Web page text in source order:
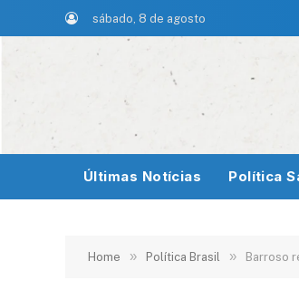
sábado, 8 de agosto
Últimas Notícias Política
Home » Política Brasil » Barroso